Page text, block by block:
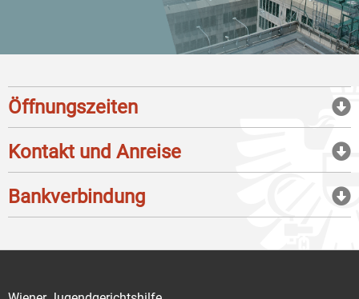
Öffnungszeiten
Kontakt und Anreise
Bankverbindung